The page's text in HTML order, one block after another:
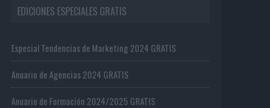
EDICIONES ESPECIALES GRATIS
Especial Tendencias de Marketing 2024 GRATIS
Anuario de Agencias 2024 GRATIS
Anuario de Formación 2024/2025 GRATIS